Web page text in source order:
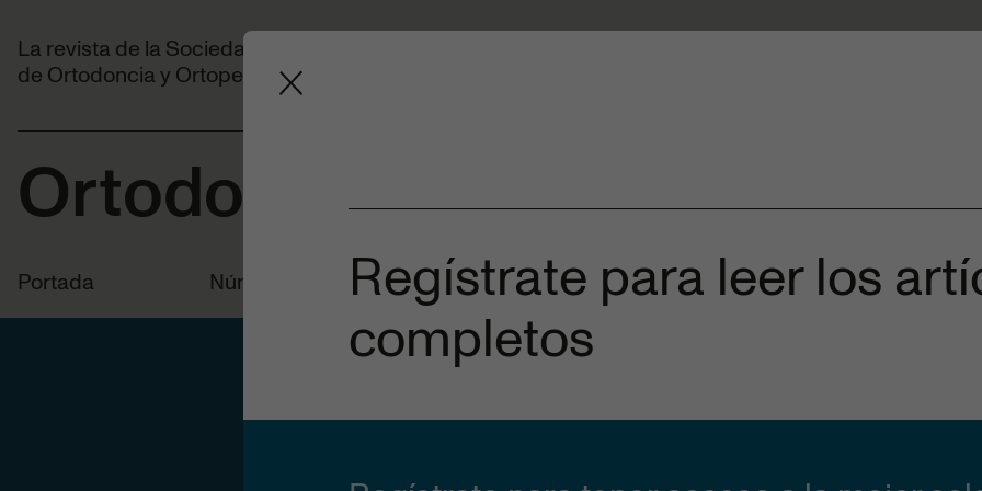
La revista de la Sociedad Española
de Ortodoncia y Ortopedia Dentofacial.
Ortodoncia Española
Portada Números anteriores Info SEdO Autores
Regístrate para leer los
completos